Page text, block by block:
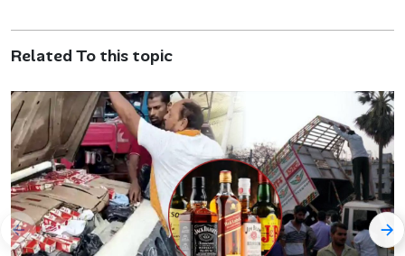
Related To this topic